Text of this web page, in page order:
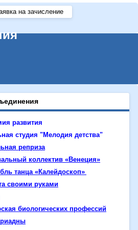
на зачисление
развития
студия "Мелодия детства"
реприза
коллектив «Венеция»
танца «Калейдоскоп»
своими руками
биологических профессий